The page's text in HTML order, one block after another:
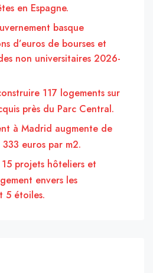
en Espagne.
basque
d’euros de bourses et
non universitaires 2026-
117 logements sur
près du Parc Central.
à Madrid augmente de
euros par m2.
projets hôteliers et
envers les
5 étoiles.